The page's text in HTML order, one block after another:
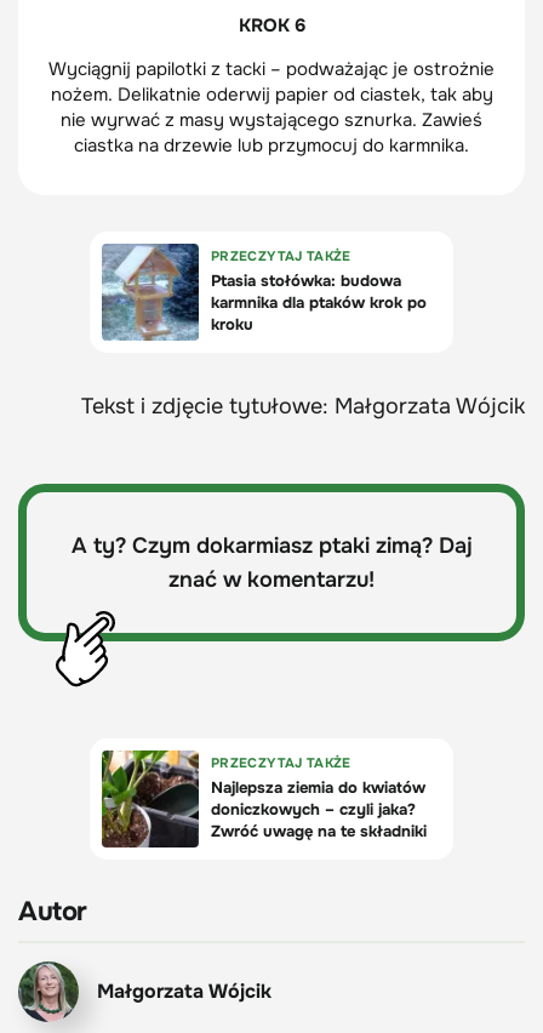
KROK 6
Wyciągnij papilotki z tacki – podważając je ostrożnie
nożem. Delikatnie oderwij papier od ciastek, tak aby
nie wyrwać z masy wystającego sznurka. Zawieś
ciastka na drzewie lub przymocuj do karmnika.
Tekst i zdjęcie tytułowe: Małgorzata Wójcik
A ty? Czym dokarmiasz ptaki zimą? Daj
znać w komentarzu!
Autor
Małgorzata Wójcik